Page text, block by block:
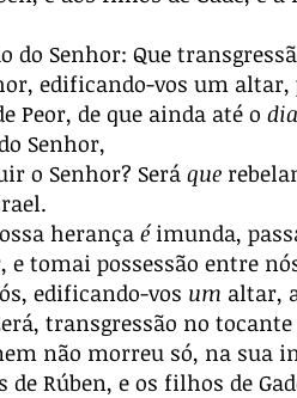
do Senhor: Que
edificando-vos um
Peor, de que ainda até o
Senhor,
o Senhor? Será que
herança éimunda,
tomai possessão entre
edificando-vos um altar,
transgressão no
não morreu só, na sua
Rúben, e os filhos de